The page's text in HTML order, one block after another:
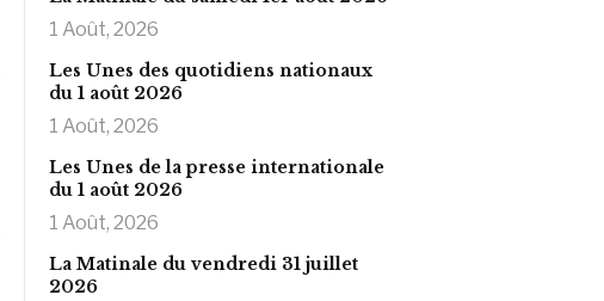
1 Août, 2026
Les Unes des quotidiens nationaux
du 1 août 2026
1 Août, 2026
Les Unes de la presse internationale
du 1 août 2026
1 Août, 2026
La Matinale du vendredi 31 juillet
2026